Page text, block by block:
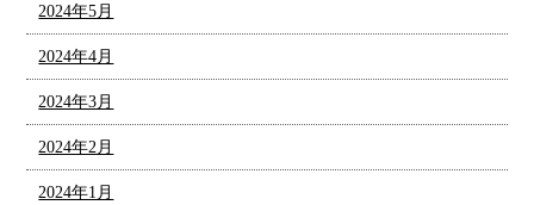
2024年5月
2024年4月
2024年3月
2024年2月
2024年1月